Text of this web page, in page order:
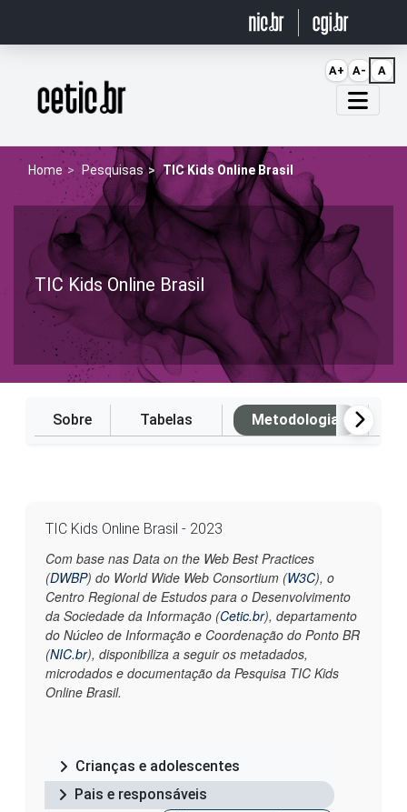
Página inicial
Home Pesquisas TIC Kids Online Brasil
TIC Kids Online Brasil
Sobre Tabelas Metodologia
TIC Kids Online Brasil - 2023
Com base nas Data on the Web Best Practices
(DWBP) do World Wide Web Consortium (W3C), o
Centro Regional de Estudos para o Desenvolvimento
da Sociedade da Informação (Cetic.br), departamento
do Núcleo de Informação e Coordenação do Ponto BR
(NIC.br), disponibiliza a seguir os metadados,
microdados e documentação da Pesquisa TIC Kids
Online Brasil.
Crianças e adolescentes
Pais e responsáveis
A+ A- A